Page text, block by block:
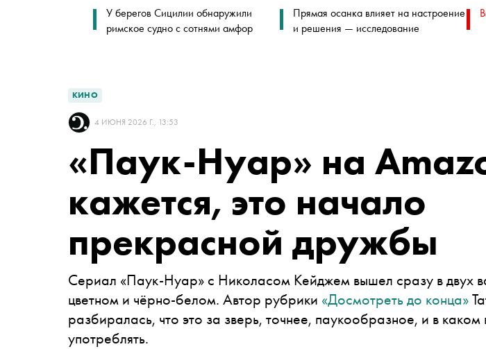
У берегов Сицилии обнаружили
римское судно с сотнями амфор
Прямая осанка влияет на настроение
и решения — исследование
КИНО
4 ИЮНЯ 2026 Г., 13:53
«Паук-Нуар» на
кажется, это начало
прекрасной дружбы
Сериал «Паук-Нуар» с Николасом Кейджем вышел сразу в двух
цветном и чёрно-белом. Автор рубрики «Досмотреть до конца»
разбиралась, что это за зверь, точнее, паукообразное, и в каком
употреблять.